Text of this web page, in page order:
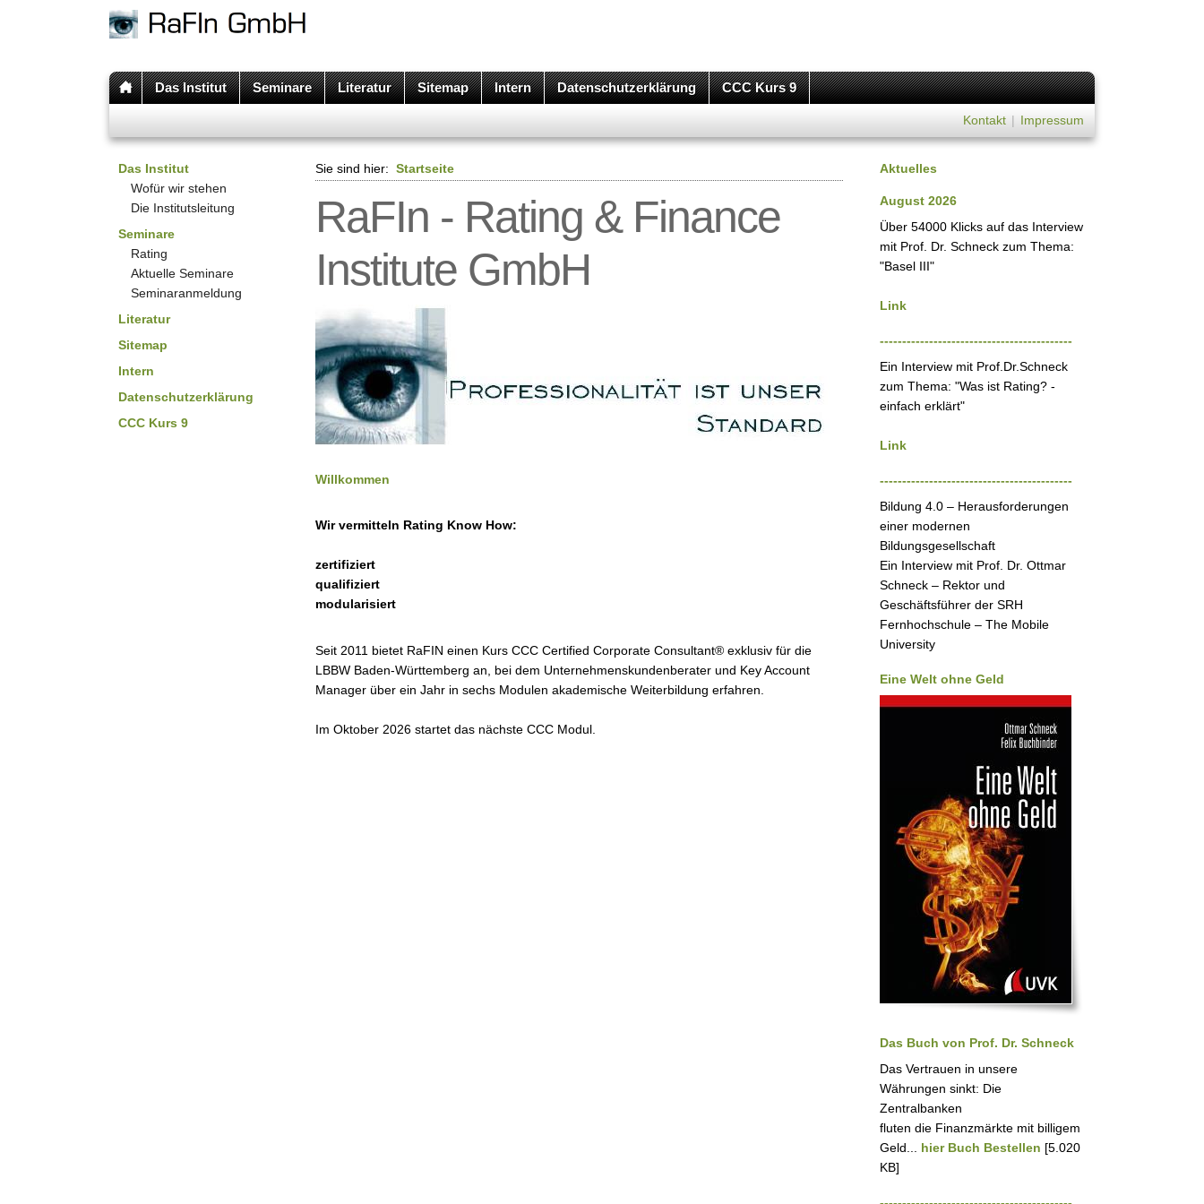
Das Institut Seminare Literatur Sitemap Intern Datenschutzerklärung CCC Kurs 9
Kontakt | Impressum
Das Institut
Wofür wir stehen
Die Institutsleitung
Seminare
Rating
Aktuelle Seminare
Seminaranmeldung
Literatur
Sitemap
Intern
Datenschutzerklärung
CCC Kurs 9
Sie sind hier: Startseite
RaFIn - Rating & Finance
Institute GmbH
Willkommen
Wir vermitteln Rating Know How:
zertifiziert
qualifiziert
modularisiert
Seit 2011 bietet RaFIN einen Kurs CCC Certified Corporate Consultant® exklusiv für die
LBBW Baden-Württemberg an, bei dem Unternehmenskundenberater und Key Account
Manager über ein Jahr in sechs Modulen akademische Weiterbildung erfahren.
Im Oktober 2026 startet das nächste CCC Modul.
Aktuelles
August 2026
Über 54000 Klicks auf das Interview
mit Prof. Dr. Schneck zum Thema:
"Basel III"
Link
-------------------------------------------
Ein Interview mit Prof.Dr.Schneck
zum Thema: "Was ist Rating? -
einfach erklärt"
Link
-------------------------------------------
Bildung 4.0 – Herausforderungen
einer modernen
Bildungsgesellschaft
Ein Interview mit Prof. Dr. Ottmar
Schneck – Rektor und
Geschäftsführer der SRH
Fernhochschule – The Mobile
University
Eine Welt ohne Geld
Das Buch von Prof. Dr. Schneck
Das Vertrauen in unsere
Währungen sinkt: Die
Zentralbanken
fluten die Finanzmärkte mit billigem
Geld... hier Buch Bestellen [5.020
KB]